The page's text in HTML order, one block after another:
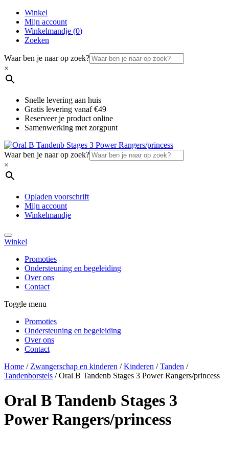
Winkel
Mijn account
Winkelmandje (0)
Zoeken
Waar ben je naar op zoek?
×
Snelle levering aan huis
Gratis levering vanaf €49
Reserveer je product online
Samenwerking met zorgpunt
Waar ben je naar op zoek?
×
Opladen voorschrift
Mijn account
Winkelmandje
Winkel
Promoties
Ondersteuning en begeleiding
Over ons
Contact
Toggle menu
Promoties
Ondersteuning en begeleiding
Over ons
Contact
Home / Zwangerschap en kinderen / Kinderen / Tanden /
Tandenborstels / Oral B Tandenb Stages 3 Power Rangers/princess
Oral B Tandenb Stages 3
Power Rangers/princess